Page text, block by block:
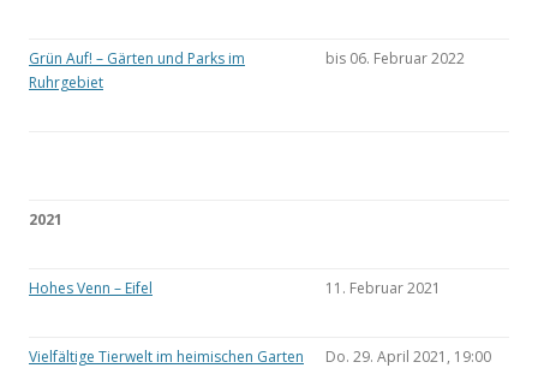
Grün Auf! – Gärten und Parks im
Ruhrgebiet
bis 06. Februar 2022
2021
Hohes Venn – Eifel 11. Februar 2021
Vielfältige Tierwelt im heimischen Garten
Do. 29. April 2021, 19:00